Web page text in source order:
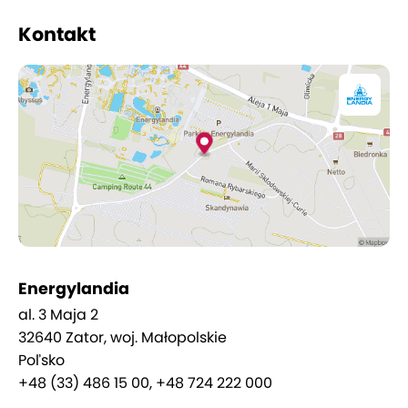
obchodov. V parku Energylandia sa nachádza aj
gastronomických prevádzok, pričom každá
ponúka inú kuchyňu a špeciality.
Kontakt
Energylandia
al. 3 Maja 2
32640 Zator, woj. Małopolskie
Poľsko
+48 (33) 486 15 00, +48 724 222 000